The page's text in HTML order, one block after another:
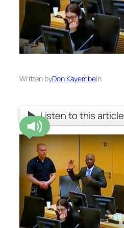
Written byDon Kayembein
Listen to this article